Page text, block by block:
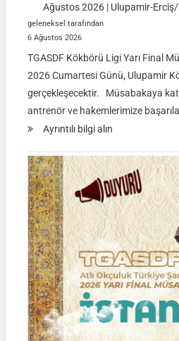
Ağustos 2026 | Ulupamir-Erciş/
geleneksel tarafından
6 Ağustos 2026
TGASDF Kökbörü Ligi Yarı Final
2026 Cumartesi Günü, Ulupamir
gerçekleşecektir. Müsabakaya
antrenör ve hakemlerimize
Ayrıntılı bilgi alın:
KÖKBÖRÜ
LİGİ
|
Yarı
Final
Müsabakası
15
Ağustos
2026
|